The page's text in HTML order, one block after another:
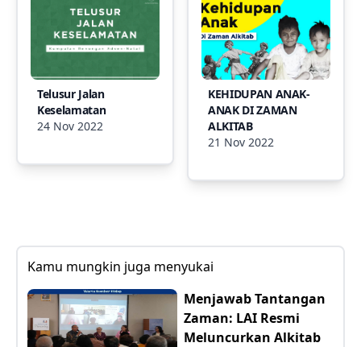
Telusur Jalan
Keselamatan
24 Nov 2022
KEHIDUPAN ANAK-
ANAK DI ZAMAN
ALKITAB
21 Nov 2022
Kamu mungkin juga menyukai
Menjawab Tantangan
Zaman: LAI Resmi
Meluncurkan Alkitab